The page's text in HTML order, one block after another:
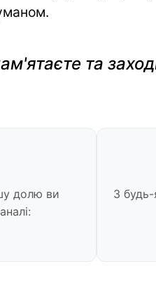
та
долю ви
З будь-